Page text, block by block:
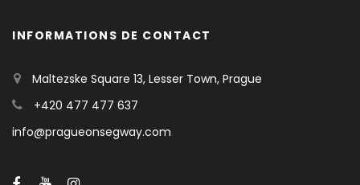
INFORMATIONS DE CONTACT
Maltezske Square 13, Lesser Town, Prague
+420 477 477 637
info@pragueonsegway.com